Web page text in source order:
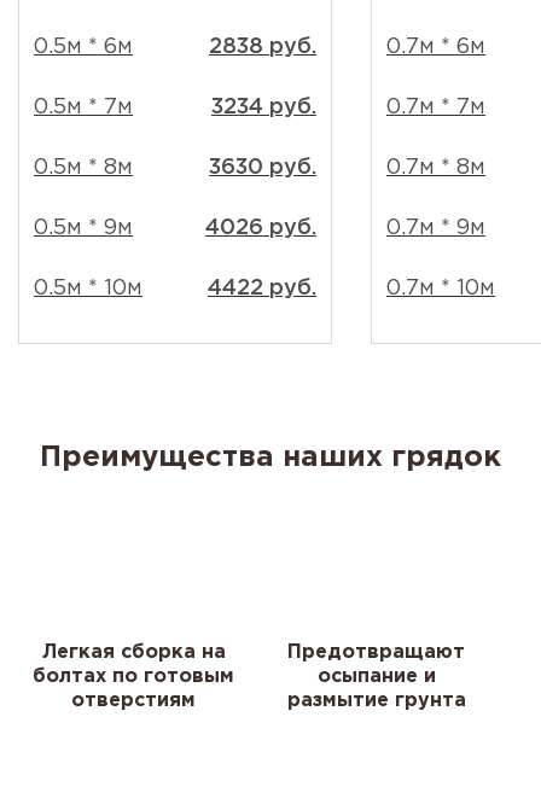
0.5м * 6м 2838 руб.
0.5м * 7м 3234 руб.
0.5м * 8м 3630 руб.
0.5м * 9м 4026 руб.
0.5м * 10м 4422 руб.
0.7м * 6м
0.7м * 7м
0.7м * 8м
0.7м * 9м
0.7м * 10м
Преимущества наших грядок
Легкая сборка на
болтах по готовым
отверстиям
Предотвращают
осыпание и
размытие грунта